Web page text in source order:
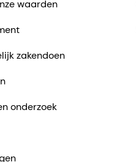
waarden
zakendoen
onderzoek